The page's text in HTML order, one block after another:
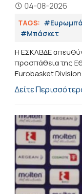
04-08-2026
TAGS:
#Μπάσκετ
Η ΕΣΚΑΒΔΕ
προσπάθεια της
Eurobasket Division
Δείτε